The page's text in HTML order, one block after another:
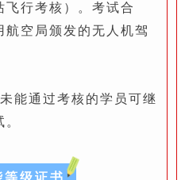
行考核）。考试合
空局颁发的无人机驾
能通过考核的学员可继
等级证书